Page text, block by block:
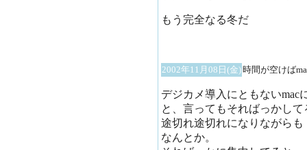
もう完全なる冬だ
2002年11月08日(金)時間が空けば
デジカメ導入にともないmac
と、言ってもそればっかし
途切れ途切れになりながらも
なんとか。